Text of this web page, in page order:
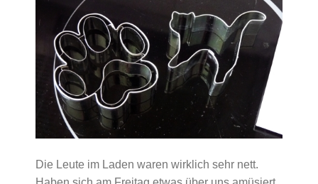
Die Leute im Laden waren wirklich sehr nett.